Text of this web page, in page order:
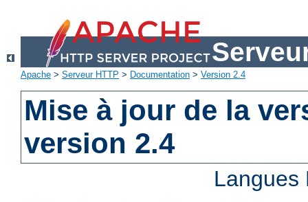
Apache > Serveur HTTP > Documentation > Version 2.4
Mise à jour de la
version 2.4